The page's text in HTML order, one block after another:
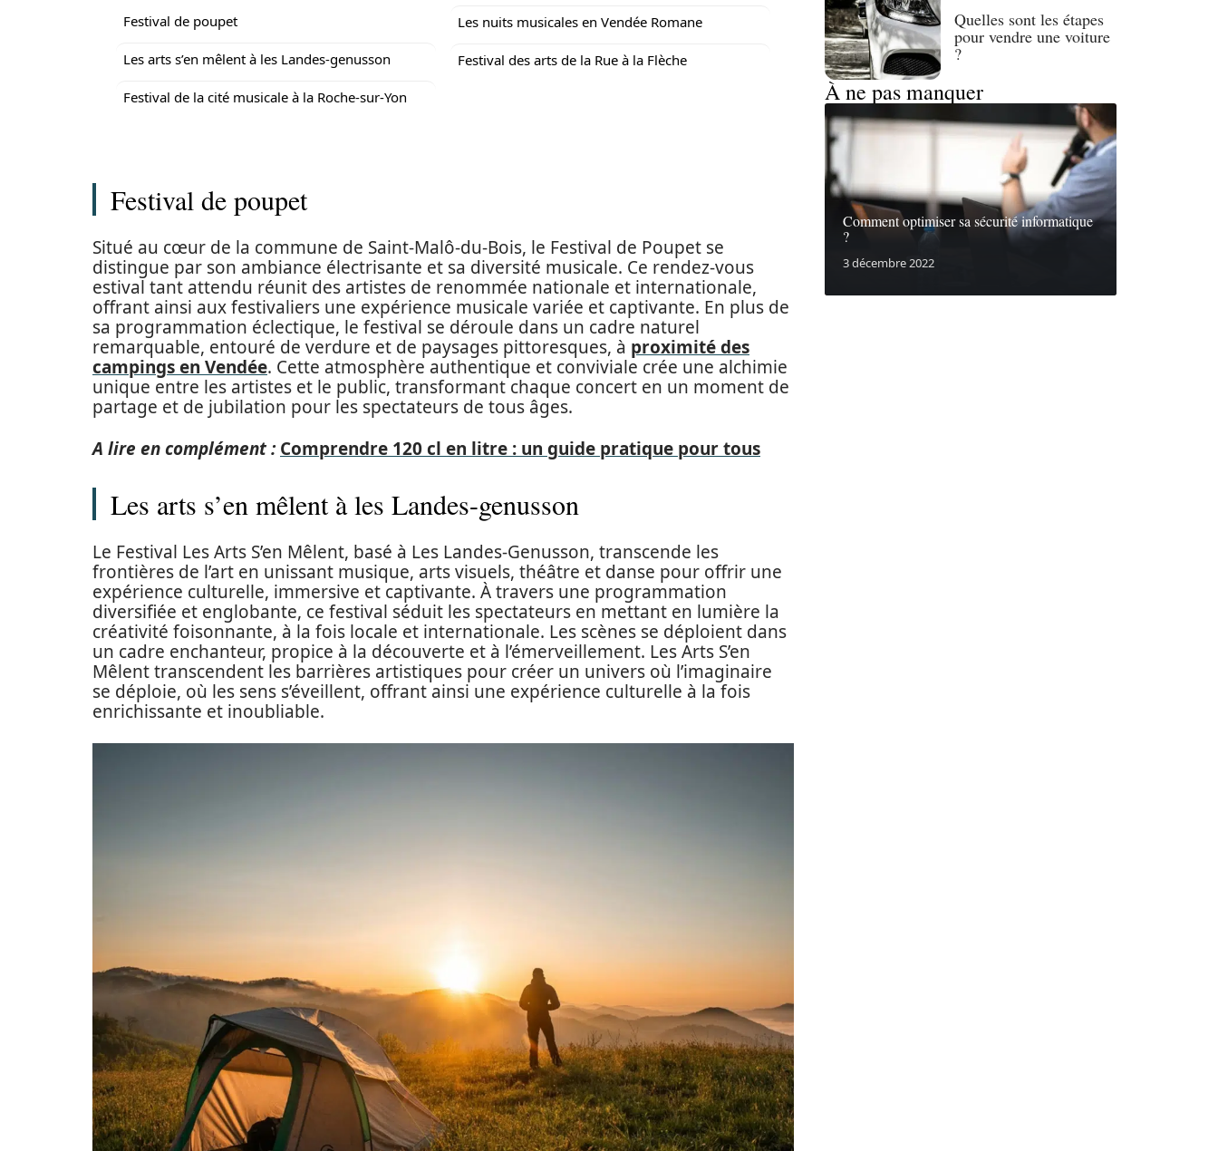
Festival de poupet
Les arts s’en mêlent à les Landes-genusson
Festival de la cité musicale à la Roche-sur-Yon
Les nuits musicales en Vendée Romane
Festival des arts de la Rue à la Flèche
Festival de poupet
Situé au cœur de la commune de Saint-Malô-du-Bois, le Festival de Poupet se
distingue par son ambiance électrisante et sa diversité musicale. Ce rendez-vous
estival tant attendu réunit des artistes de renommée nationale et internationale,
offrant ainsi aux festivaliers une expérience musicale variée et captivante. En plus de
sa programmation éclectique, le festival se déroule dans un cadre naturel
remarquable, entouré de verdure et de paysages pittoresques, à proximité des
campings en Vendée. Cette atmosphère authentique et conviviale crée une alchimie
unique entre les artistes et le public, transformant chaque concert en un moment de
partage et de jubilation pour les spectateurs de tous âges.
A lire en complément : Comprendre 120 cl en litre : un guide pratique pour tous
Les arts s’en mêlent à les Landes-genusson
Le Festival Les Arts S’en Mêlent, basé à Les Landes-Genusson, transcende les
frontières de l’art en unissant musique, arts visuels, théâtre et danse pour offrir une
expérience culturelle, immersive et captivante. À travers une programmation
diversifiée et englobante, ce festival séduit les spectateurs en mettant en lumière la
créativité foisonnante, à la fois locale et internationale. Les scènes se déploient dans
un cadre enchanteur, propice à la découverte et à l’émerveillement. Les Arts S’en
Mêlent transcendent les barrières artistiques pour créer un univers où l’imaginaire
se déploie, où les sens s’éveillent, offrant ainsi une expérience culturelle à la fois
enrichissante et inoubliable.
Quelles sont les étapes
pour vendre une voiture
?
À ne pas manquer
Comment optimiser sa sécurité informatique
?
3 décembre 2022